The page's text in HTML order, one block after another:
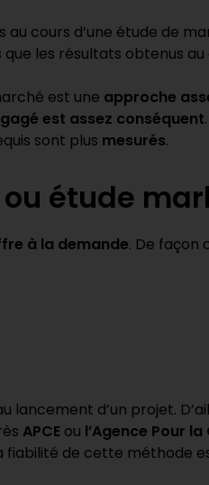
au cours d’une étude de
que les résultats obtenus au
est une approche
est assez conséquent
sont plus mesurés.
étude
à la demande. De façon
lancement d’un projet.
APCE ou l’Agence Pour
fiabilité de cette méthode